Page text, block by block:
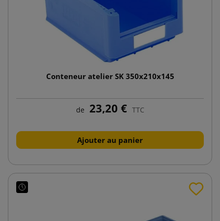
Conteneur atelier SK 350x210x145
de 23,20 € TTC
Ajouter au panier